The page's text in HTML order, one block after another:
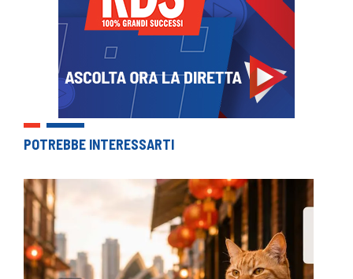
POTREBBE INTERESSARTI